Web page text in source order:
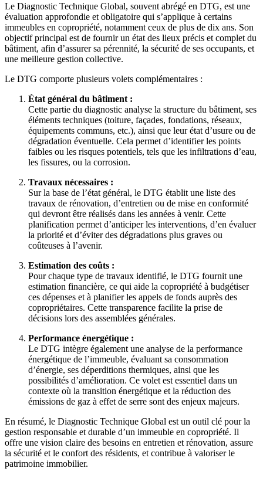
Le Diagnostic Technique Global, souvent abrégé en DTG, est une
évaluation approfondie et obligatoire qui s’applique à certains
immeubles en copropriété, notamment ceux de plus de dix ans. Son
objectif principal est de fournir un état des lieux précis et complet du
bâtiment, afin d’assurer sa pérennité, la sécurité de ses occupants, et
une meilleure gestion collective.
Le DTG comporte plusieurs volets complémentaires :
État général du bâtiment :
Cette partie du diagnostic analyse la structure du bâtiment, ses
éléments techniques (toiture, façades, fondations, réseaux,
équipements communs, etc.), ainsi que leur état d’usure ou de
dégradation éventuelle. Cela permet d’identifier les points
faibles ou les risques potentiels, tels que les infiltrations d’eau,
les fissures, ou la corrosion.
Travaux nécessaires :
Sur la base de l’état général, le DTG établit une liste des
travaux de rénovation, d’entretien ou de mise en conformité
qui devront être réalisés dans les années à venir. Cette
planification permet d’anticiper les interventions, d’en évaluer
la priorité et d’éviter des dégradations plus graves ou
coûteuses à l’avenir.
Estimation des coûts :
Pour chaque type de travaux identifié, le DTG fournit une
estimation financière, ce qui aide la copropriété à budgétiser
ces dépenses et à planifier les appels de fonds auprès des
copropriétaires. Cette transparence facilite la prise de
décisions lors des assemblées générales.
Performance énergétique :
Le DTG intègre également une analyse de la performance
énergétique de l’immeuble, évaluant sa consommation
d’énergie, ses déperditions thermiques, ainsi que les
possibilités d’amélioration. Ce volet est essentiel dans un
contexte où la transition énergétique et la réduction des
émissions de gaz à effet de serre sont des enjeux majeurs.
En résumé, le Diagnostic Technique Global est un outil clé pour la
gestion responsable et durable d’un immeuble en copropriété. Il
offre une vision claire des besoins en entretien et rénovation, assure
la sécurité et le confort des résidents, et contribue à valoriser le
patrimoine immobilier.